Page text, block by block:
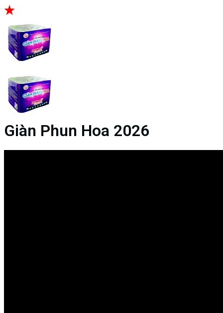
Giàn Phun Hoa 2026